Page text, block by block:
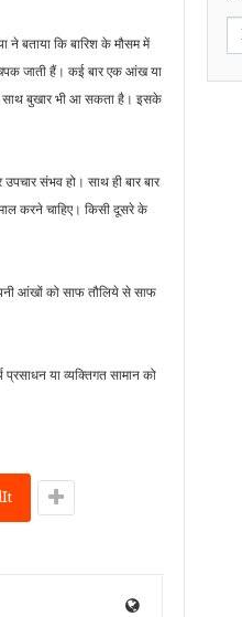
ने बताया कि बारिश के मौसम में
जाती हैं। कई बार एक आंख या
साथ बुखार भी आ सकता है। इसके
संभव हो। साथ ही बार बार
करने चाहिए। किसी दूसरे के
आंखों को साफ तौलिये से साफ
या व्यक्तिगत सामान को